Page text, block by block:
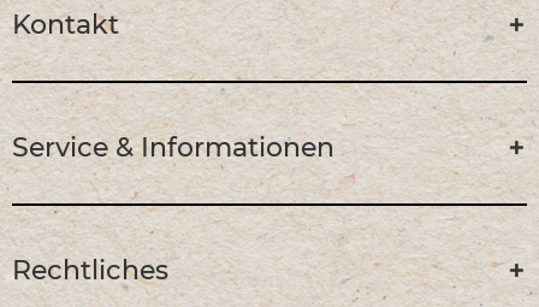
Kontakt
Service & Informationen
Rechtliches